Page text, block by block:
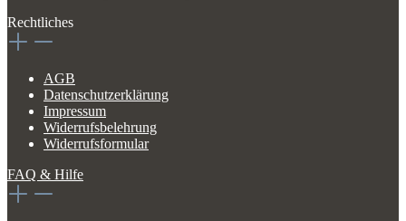
Rechtliches
AGB
Datenschutzerklärung
Impressum
Widerrufsbelehrung
Widerrufsformular
FAQ & Hilfe